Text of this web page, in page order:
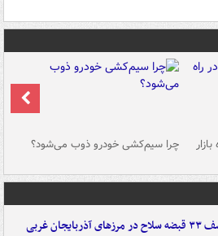
چرا سیم‌کشی خودرو ذوب می‌شود؟
آذربایجان غربی